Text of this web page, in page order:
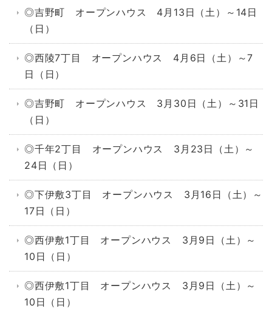
◎吉野町 オープンハウス 4月13日（土）～14日
（日）
◎西陵7丁目 オープンハウス 4月6日（土）～7
日（日）
◎吉野町 オープンハウス 3月30日（土）～31日
（日）
◎千年2丁目 オープンハウス 3月23日（土）～
24日（日）
◎下伊敷3丁目 オープンハウス 3月16日（土）～
17日（日）
◎西伊敷1丁目 オープンハウス 3月9日（土）～
10日（日）
◎西伊敷1丁目 オープンハウス 3月9日（土）～
10日（日）